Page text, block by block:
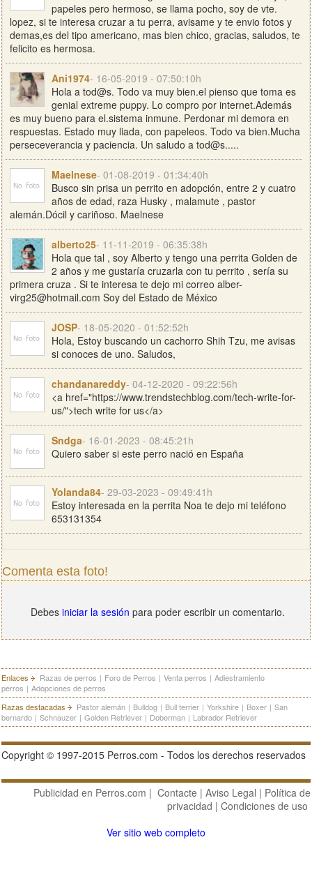
papeles pero hermoso, se llama pocho, soy de vte.
lopez, si te interesa cruzar a tu perra, avisame y te envio fotos y
demas,es del tipo americano, mas bien chico, gracias, saludos, te
felicito es hermosa.
Ani1974- 16-05-2019 - 07:50:10h
Hola a tod@s. Todo va muy bien.el pienso que toma es
genial extreme puppy. Lo compro por internet.Además
es muy bueno para el.sistema inmune. Perdonar mi demora en
respuestas. Estado muy liada, con papeleos. Todo va bien.Mucha
perseceverancia y paciencia. Un saludo a tod@s.....
Maelnese- 01-08-2019 - 01:34:40h
Busco sin prisa un perrito en adopción, entre 2 y cuatro
años de edad, raza Husky , malamute , pastor
alemán.Dócil y cariñoso. Maelnese
alberto25- 11-11-2019 - 06:35:38h
Hola que tal , soy Alberto y tengo una perrita Golden de
2 años y me gustaría cruzarla con tu perrito , sería su
primera cruza . Si te interesa te dejo mi correo alber-
virg25@hotmail.com Soy del Estado de México
JOSP- 18-05-2020 - 01:52:52h
Hola, Estoy buscando un cachorro Shih Tzu, me avisas
si conoces de uno. Saludos,
chandanareddy- 04-12-2020 - 09:22:56h
<a href="https://www.trendstechblog.com/tech-write-for-
us/">tech write for us</a>
Sndga- 16-01-2023 - 08:45:21h
Quiero saber si este perro nació en España
Yolanda84- 29-03-2023 - 09:49:41h
Estoy interesada en la perrita Noa te dejo mi teléfono
653131354
Comenta esta foto!
Debes iniciar la sesión para poder escribir un comentario.
Enlaces Razas de perros | Foro de Perros | Venta perros | Adiestramiento
perros | Adopciones de perros
Razas destacadas
Pastor alemán | Bulldog | Bull terrier | Yorkshire | Boxer | San
bernardo | Schnauzer | Golden Retriever | Doberman | Labrador Retriever
Copyright © 1997-2015 Perros.com - Todos los derechos reservados
Publicidad en Perros.com | Contacte | Aviso Legal | Política de
privacidad | Condiciones de uso
Ver sitio web completo